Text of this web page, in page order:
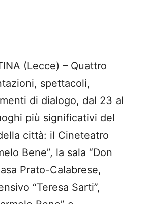
(Lecce) – Quattro
spettacoli,
di dialogo, dal 23 al
più significativi del
città: il Cineteatro
Bene”, la sala “Don
Prato-Calabrese,
“Teresa Sarti”,